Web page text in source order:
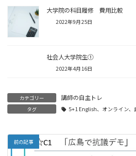
大学院の科目履修 費用比較
2022年9月25日
社会人大学院生①
2022年4月16日
カテゴリー 講師の自主トレ
タグ 5+1 English、オンライン
前の記事